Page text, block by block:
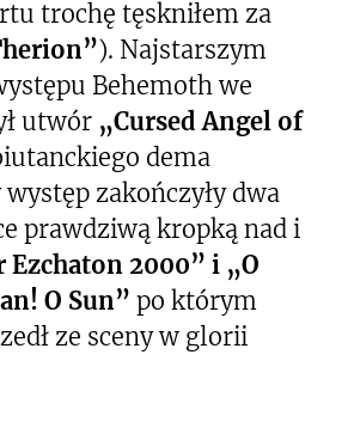
trochę tęskniłem za
). Najstarszym
Behemoth we
utwór „Cursed Angel of
dema
występ zakończyły dwa
prawdziwą kropką nad i
Ezchaton 2000” i „O
O Sun” po którym
ze sceny w glorii